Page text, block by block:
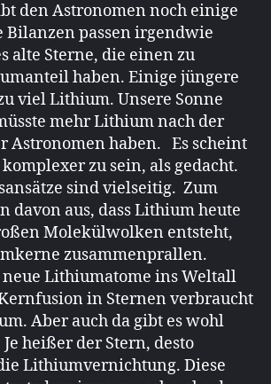
den Astronomen noch einige
Bilanzen passen irgendwie
alte Sterne, die einen zu
haben. Einige jüngere
viel Lithium. Unsere Sonne
mehr Lithium nach der
Astronomen haben. Es scheint
zu sein, als gedacht.
sind vielseitig. Zum
davon aus, dass Lithium heute
Molekülwolken entsteht,
zusammenprallen.
Lithiumatome ins Weltall
in Sternen verbraucht
Aber auch da gibt es wohl
heißer der Stern, desto
Lithiumvernichtung. Diese